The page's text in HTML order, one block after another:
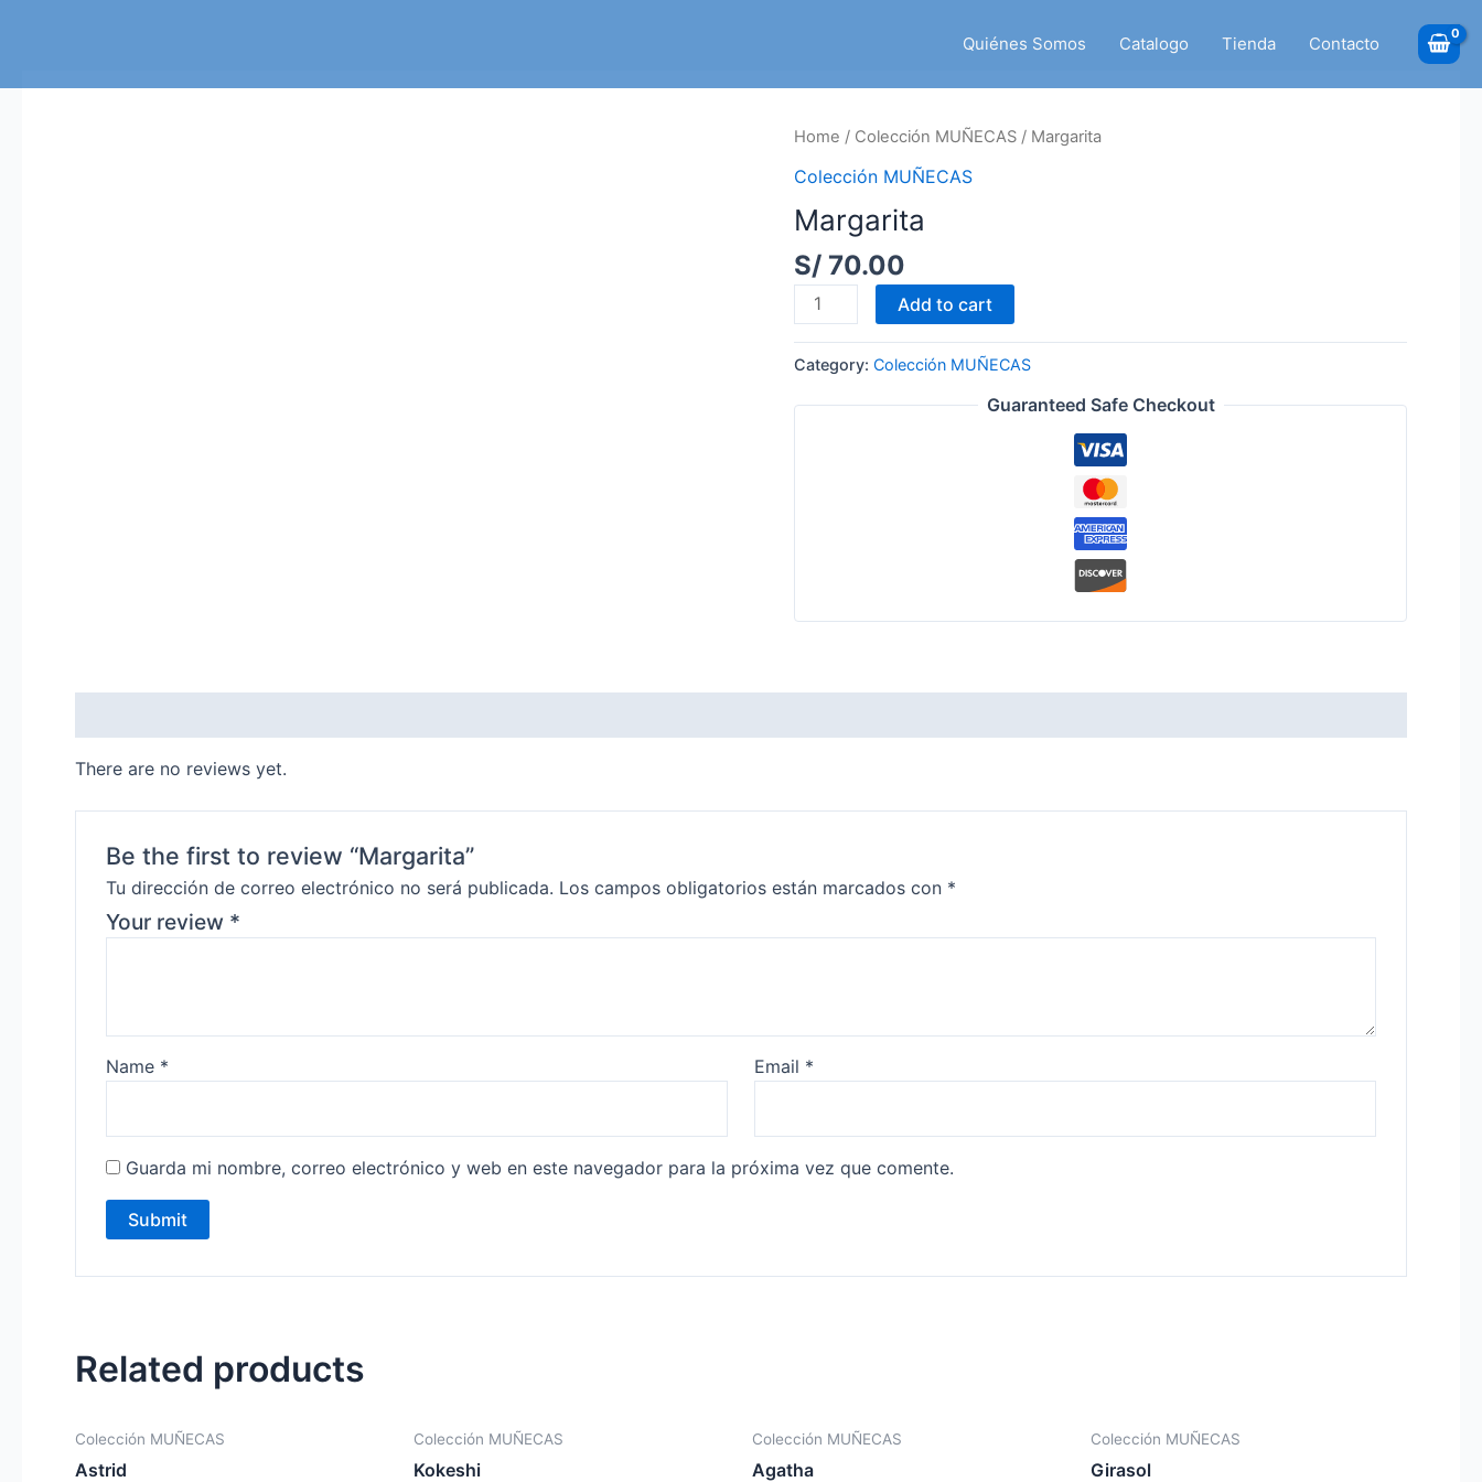
Quiénes Somos Catalogo Tienda Contacto
Home / Colección MUÑECAS / Margarita
Colección MUÑECAS
Margarita
S/ 70.00
Margarita
quantity
Add to cart
Category:Colección MUÑECAS
Guaranteed Safe Checkout
There are no reviews yet.
Be the first to review “Margarita”
Tu dirección de correo electrónico no será publicada. Los campos obligatorios están marcados con *
Your review *
Name * Email *
Guarda mi nombre, correo electrónico y web en este navegador para la próxima vez que comente.
Related products
Colección MUÑECAS
Astrid
Colección MUÑECAS
Kokeshi
Colección MUÑECAS
Agatha
Colección MUÑECAS
Girasol